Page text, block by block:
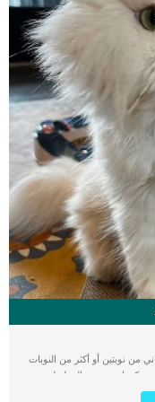
من نوبتين أو أكثر من النوبات
يمكن ان تتعرض القطة لنوبة
الصرع. لماذا يحدث هذا عند